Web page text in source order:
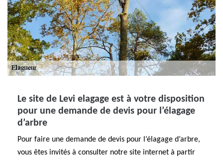
Le site de Levi elagage est à votre disposition
pour une demande de devis pour l’élagage
d’arbre
Pour faire une demande de devis pour l’élagage d’arbre,
vous êtes invités à consulter notre site internet à partir